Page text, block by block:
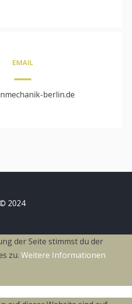
EMAIL
berlin.de
2024
der Seite stimmst du der
zu. Weitere Informationen